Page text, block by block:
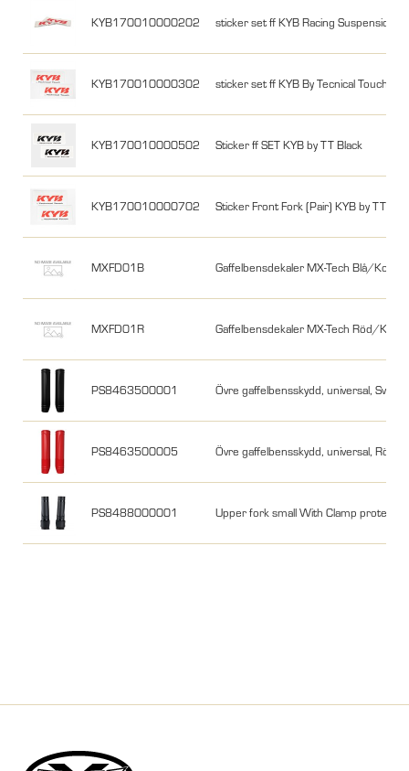
KYB170010000202 sticker set ff KYB Racing Suspension
KYB170010000302 sticker set ff KYB By Tecnical Touch
KYB170010000502 Sticker ff SET KYB by TT Black
KYB170010000702 Sticker Front Fork (Pair) KYB by TT
MXFD01B Gaffelbensdekaler MX-Tech Blå/
MXFD01R Gaffelbensdekaler MX-Tech Röd/
PS8463500001 Övre gaffelbensskydd, universal, Svart
PS8463500005 Övre gaffelbensskydd, universal, Röd
PS8488000001 Upper fork small With Clamp protector